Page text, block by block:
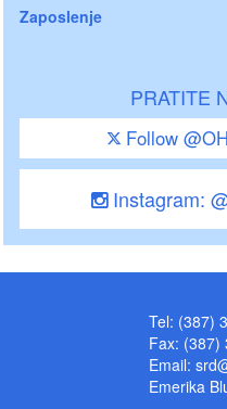
Zaposlenje
PRATITE
Follow
Instagram:
Tel: (387)
Fax: (387)
Email:
Emerika